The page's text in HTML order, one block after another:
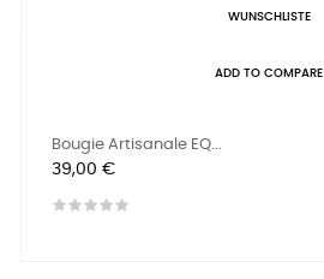
WUNSCHLISTE
ADD TO COMPARE
Bougie Artisanale EQ...
Preis
39,00 €